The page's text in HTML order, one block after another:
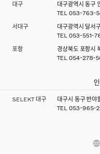
대구
대구광역시 동구
TEL 053-763-
서대구
대구광역시 달서
TEL 053-551-
포항
경상북도 포항시
TEL 054-278-
SELEKT 대구
대구시 동구 반
TEL 053-965-